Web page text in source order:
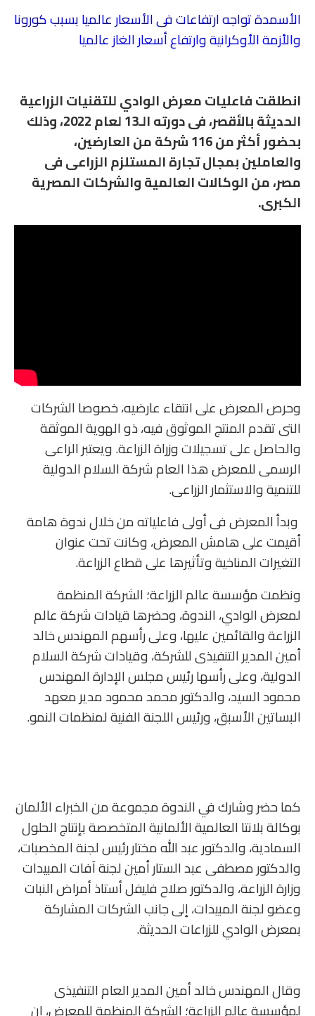
الأسمدة تواجه ارتفاعات فى الأسعار عالميا بسبب كورونا
والأزمة الأوكرانية وارتفاع أسعار الغاز عالميا
انطلقت فاعليات معرض الوادي للتقنيات الزراعية
الحديثة بالأقصر، فى دورته الـ13 لعام 2022، وذلك
بحضور أكثر من 116 شركة من العارضين،
والعاملين بمجال تجارة المستلزم الزراعى فى
مصر، من الوكالات العالمية والشركات المصرية
الكبرى.
وحرص المعرض على انتقاء عارضيه، خصوصا الشركات
التى تقدم المنتج الموثوق فيه، ذو الهوية الموثقة
والحاصل على تسجيلات وزراة الزراعة. ويعتبر الراعى
الرسمى للمعرض هذا العام شركة السلام الدولية
للتنمية والاستثمار الزراعى.
وبدأ المعرض فى أولى فاعلياته من خلال ندوة هامة
أقيمت على هامش المعرض، وكانت تحت عنوان
التغيرات المناخية وتأثيرها على قطاع الزراعة.
ونظمت مؤسسة عالم الزراعة؛ الشركة المنظمة
لمعرض الوادي، الندوة، وحضرها قيادات شركة عالم
الزراعة والقائمين عليها، وعلى رأسهم المهندس خالد
أمين المدير التنفيذى للشركة، وقيادات شركة السلام
الدولية، وعلى رأسها رئيس مجلس الإدارة المهندس
محمود السيد، والدكتور محمد محمود مدير معهد
البساتين الأسبق، ورئيس اللجنة الفنية لمنظمات النمو.
كما حضر وشارك في الندوة مجموعة من الخبراء الألمان
بوكالة بلانتا العالمية الألمانية المتخصصة بإنتاج الحلول
السمادية، والدكتور عبد الله مختار رئيس لجنة المخصبات،
والدكتور مصطفى عبد الستار أمين لجنة آفات المبيدات
وزارة الزراعة، والدكتور صلاح فليفل أستاذ أمراض النبات
وعضو لجنة المبيدات، إلى جانب الشركات المشاركة
بمعرض الوادي للزراعات الحديثة.
وقال المهندس خالد أمين المدير العام التنفيذى
لمؤسسة عالم الزراعة؛ الشركة المنظمة للمعرض، إن